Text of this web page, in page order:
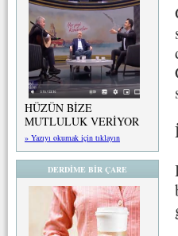
HÜZÜN BİZE
MUTLULUK VERİYOR
» Yazıyı okumak için tıklayın
DERDİME BİR ÇARE